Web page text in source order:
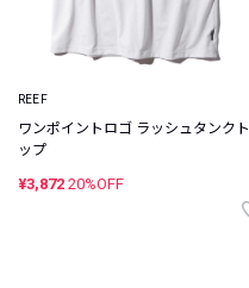
REEF
ワンポイントロゴ ラッシュタンクト
ップ
¥3,872 20%OFF